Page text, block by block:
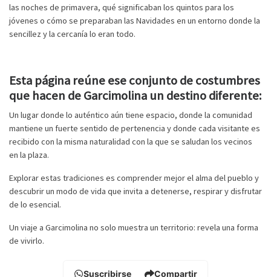
las noches de primavera, qué significaban los quintos para los
jóvenes o cómo se preparaban las Navidades en un entorno donde la
sencillez y la cercanía lo eran todo.
Esta página reúne ese conjunto de costumbres
que hacen de Garcimolina un destino diferente:
Un lugar donde lo auténtico aún tiene espacio, donde la comunidad
mantiene un fuerte sentido de pertenencia y donde cada visitante es
recibido con la misma naturalidad con la que se saludan los vecinos
en la plaza.
Explorar estas tradiciones es comprender mejor el alma del pueblo y
descubrir un modo de vida que invita a detenerse, respirar y disfrutar
de lo esencial.
Un viaje a Garcimolina no solo muestra un territorio: revela una forma
de vivirlo.
Suscribirse Compartir